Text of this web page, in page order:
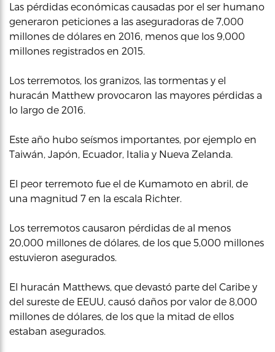
Las pérdidas económicas causadas por el ser humano
generaron peticiones a las aseguradoras de 7,000
millones de dólares en 2016, menos que los 9,000
millones registrados en 2015.
Los terremotos, los granizos, las tormentas y el
huracán Matthew provocaron las mayores pérdidas a
lo largo de 2016.
Este año hubo seísmos importantes, por ejemplo en
Taiwán, Japón, Ecuador, Italia y Nueva Zelanda.
El peor terremoto fue el de Kumamoto en abril, de
una magnitud 7 en la escala Richter.
Los terremotos causaron pérdidas de al menos
20,000 millones de dólares, de los que 5,000 millones
estuvieron asegurados.
El huracán Matthews, que devastó parte del Caribe y
del sureste de EEUU, causó daños por valor de 8,000
millones de dólares, de los que la mitad de ellos
estaban asegurados.